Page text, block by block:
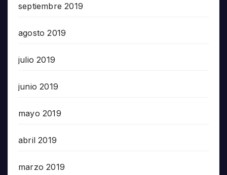
septiembre 2019
agosto 2019
julio 2019
junio 2019
mayo 2019
abril 2019
marzo 2019